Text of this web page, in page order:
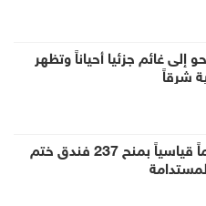
غائم جزئيا أحياناً وتظهر
شرقاً
دبي تسجل رقماً قياسياً بمنح 237 فندق ختم